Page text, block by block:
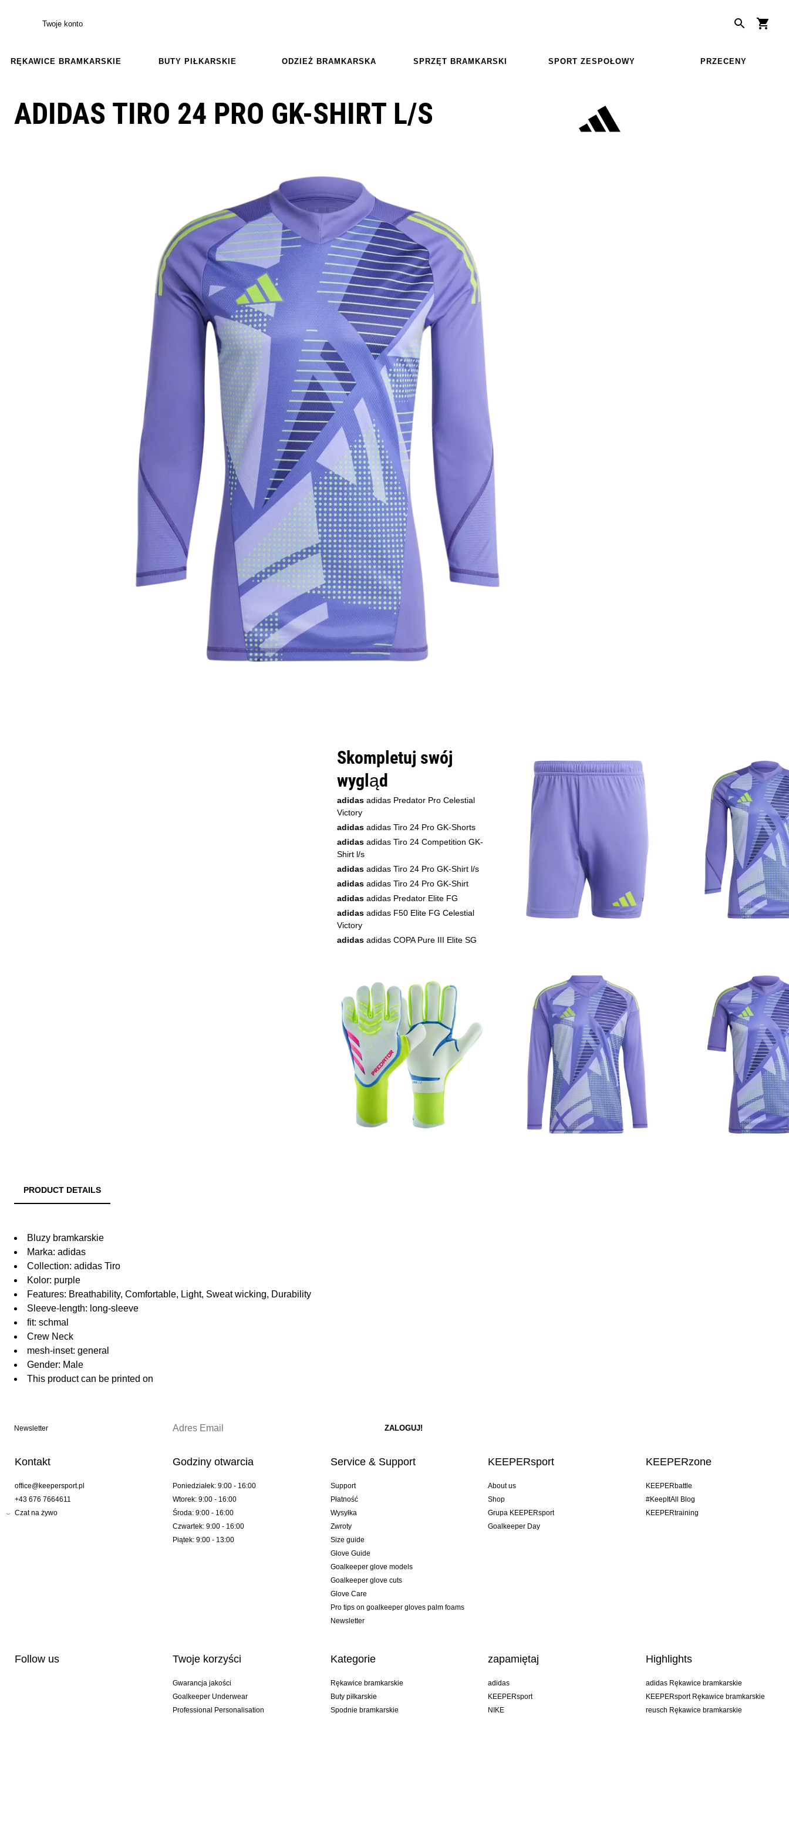
Twoje konto
RĘKAWICE BRAMKARSKIE BUTY PIŁKARSKIE ODZIEŻ BRAMKARSKA SPRZĘT BRAMKARSKI SPORT ZESPOŁOWY PRZECENY
ADIDAS TIRO 24 PRO GK-SHIRT L/S
Skompletuj swój
wygląd
adidas adidas Predator Pro Celestial
Victory
adidas adidas Tiro 24 Pro GK-Shorts
adidas adidas Tiro 24 Competition GK-
Shirt l/s
adidas adidas Tiro 24 Pro GK-Shirt l/s
adidas adidas Tiro 24 Pro GK-Shirt
adidas adidas Predator Elite FG
adidas adidas F50 Elite FG Celestial
Victory
adidas adidas COPA Pure III Elite SG
PRODUCT DETAILS
Bluzy bramkarskie
Marka: adidas
Collection: adidas Tiro
Kolor: purple
Features: Breathability, Comfortable, Light, Sweat wicking, Durability
Sleeve-length: long-sleeve
fit: schmal
Crew Neck
mesh-inset: general
Gender: Male
This product can be printed on
Newsletter
Kontakt
office@keepersport.pl
+43 676 7664611
Czat na żywo
Godziny otwarcia
Poniedziałek: 9:00 - 16:00
Wtorek: 9:00 - 16:00
Środa: 9:00 - 16:00
Czwartek: 9:00 - 16:00
Piątek: 9:00 - 13:00
Service & Support
Support
Płatność
Wysyłka
Zwroty
Size guide
Glove Guide
Goalkeeper glove models
Goalkeeper glove cuts
Glove Care
Pro tips on goalkeeper gloves palm foams
Newsletter
KEEPERsport
About us
Shop
Grupa KEEPERsport
Goalkeeper Day
KEEPERzone
KEEPERbattle
#KeepItAll Blog
KEEPERtraining
Follow us Twoje korzyści
Gwarancja jakości
Goalkeeper Underwear
Professional Personalisation
Kategorie
Rękawice bramkarskie
Buty piłkarskie
Spodnie bramkarskie
zapamiętaj
adidas
KEEPERsport
NIKE
Highlights
adidas Rękawice bramkarskie
KEEPERsport Rękawice bramkarskie
reusch Rękawice bramkarskie